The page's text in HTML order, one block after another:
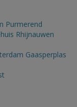
Purmerend
Rhijnauwen
Gaasperplas